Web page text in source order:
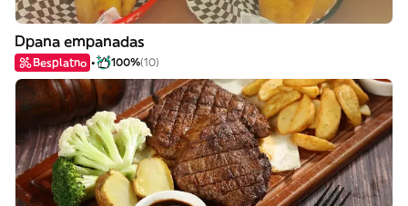
Dpana empanadas
Besplatno 100%(10)